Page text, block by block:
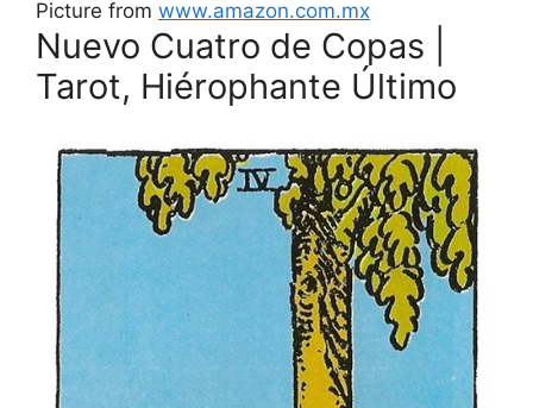
Picture from www.amazon.com.mx
Nuevo Cuatro de Copas |
Tarot, Hiérophante Último